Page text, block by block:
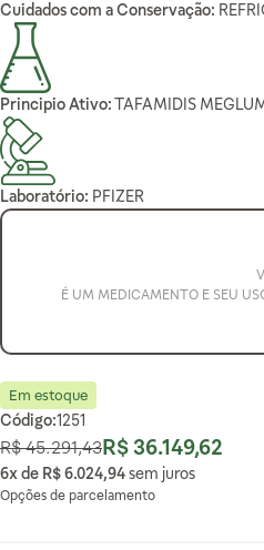
Cuidados com a Conservação:
Principio Ativo:TAFAMIDIS
Laboratório: PFIZER
É UM MEDICAMENTO E SEU
Em estoque
Código:1251
Preço Especial
R$ 36.149,62
Preço Normal
R$ 45.291,43
6x de R$ 6.024,94sem juros
Opções de parcelamento